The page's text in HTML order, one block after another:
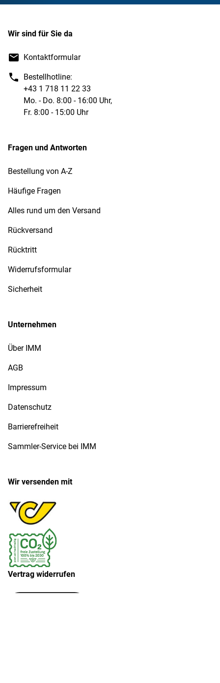
Wir sind für Sie da
Kontaktformular
Bestellhotline:
+43 1 718 11 22 33
Mo. - Do. 8:00 - 16:00 Uhr,
Fr. 8:00 - 15:00 Uhr
Fragen und Antworten
Bestellung von A-Z
Häufige Fragen
Alles rund um den Versand
Rückversand
Rücktritt
Widerrufsformular
Sicherheit
Unternehmen
Über IMM
AGB
Impressum
Datenschutz
Barrierefreiheit
Sammler-Service bei IMM
Wir versenden mit
Vertrag widerrufen